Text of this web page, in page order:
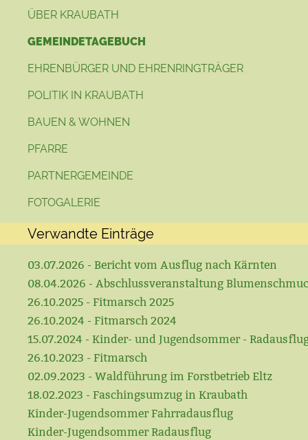
ÜBER KRAUBATH
GEMEINDETAGEBUCH
EHRENBÜRGER UND EHRENRINGTRÄGER
POLITIK IN KRAUBATH
BAUEN & WOHNEN
PFARRE
PARTNERGEMEINDE
FOTOGALERIE
Verwandte Einträge
03.07.2026 - Bericht vom Ausflug nach Kärnten
08.04.2026 - Abschlussveranstaltung
26.10.2025 - Fitmarsch 2025
26.10.2024 - Fitmarsch 2024
15.07.2024 - Kinder- und Jugendsommer -
26.10.2023 - Fitmarsch
02.09.2023 - Waldführung im Forstbetrieb Eltz
18.02.2023 - Faschingsumzug in Kraubath
Kinder-Jugendsommer Fahrradausflug
Kinder-Jugendsommer Radausflug